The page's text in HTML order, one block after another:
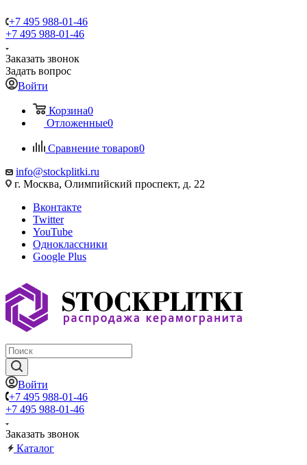
+7 495 988-01-46
+7 495 988-01-46
Заказать звонок
Задать вопрос
Войти
Корзина0
Отложенные0
Сравнение товаров0
info@stockplitki.ru
г. Москва, Олимпийский проспект, д. 22
Вконтакте
Twitter
YouTube
Одноклассники
Google Plus
Войти
+7 495 988-01-46
+7 495 988-01-46
Заказать звонок
Каталог